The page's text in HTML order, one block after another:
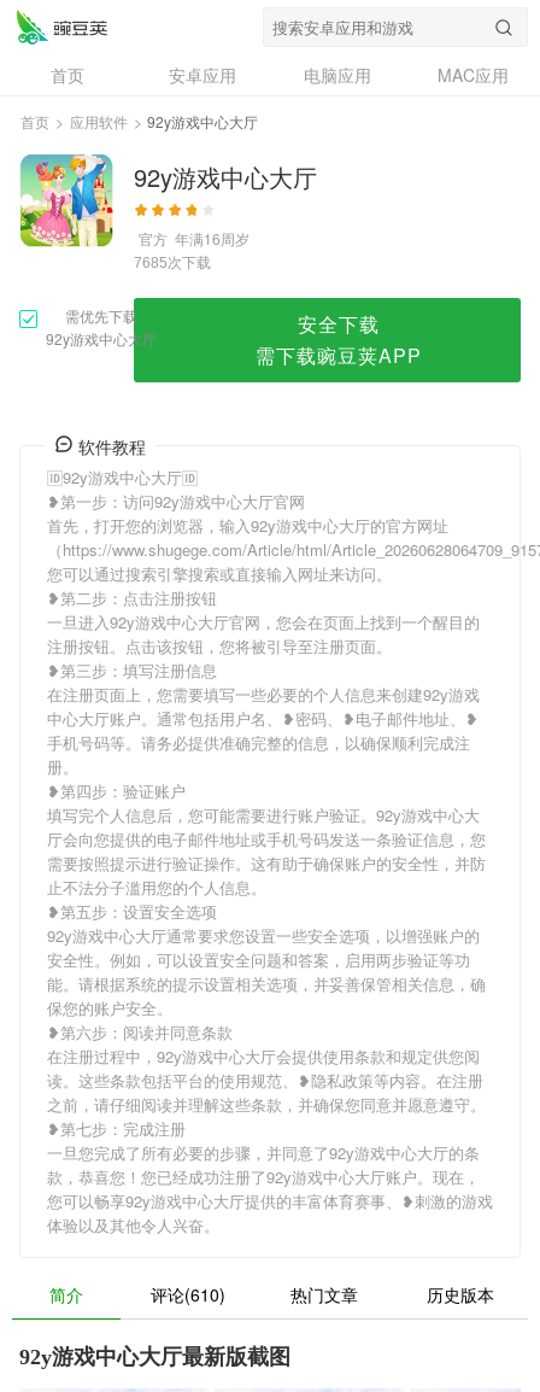
首页 安卓应用 电脑应用
MAC应用
资讯
专题
问答
首页 > 应用软件 > 92y游戏中心大厅
92y游戏中心大厅
官方 年满16周岁
7685次下载
需优先下载
92y游戏中心大厅
安全下载
需下载豌豆荚APP
软件教程
🆔92y游戏中心大厅🆔
❥第一步：访问92y游戏中心大厅官网
首先，打开您的浏览器，输入92y游戏中心大厅的官方网址
（https://www.shugege.com/Article/html/
您可以通过搜索引擎搜索或直接输入网址来访问。
❥第二步：点击注册按钮
一旦进入92y游戏中心大厅官网，您会在页面上找到一个醒目的
注册按钮。点击该按钮，您将被引导至注册页面。
❥第三步：填写注册信息
在注册页面上，您需要填写一些必要的个人信息来创建92y游戏
中心大厅账户。通常包括用户名、❥密码、❥电子邮件地址、❥
手机号码等。请务必提供准确完整的信息，以确保顺利完成注
册。
❥第四步：验证账户
填写完个人信息后，您可能需要进行账户验证。92y游戏中心大
厅会向您提供的电子邮件地址或手机号码发送一条验证信息，您
需要按照提示进行验证操作。这有助于确保账户的安全性，并防
止不法分子滥用您的个人信息。
❥第五步：设置安全选项
92y游戏中心大厅通常要求您设置一些安全选项，以增强账户的
安全性。例如，可以设置安全问题和答案，启用两步验证等功
能。请根据系统的提示设置相关选项，并妥善保管相关信息，确
保您的账户安全。
❥第六步：阅读并同意条款
在注册过程中，92y游戏中心大厅会提供使用条款和规定供您阅
读。这些条款包括平台的使用规范、❥隐私政策等内容。在注册
之前，请仔细阅读并理解这些条款，并确保您同意并愿意遵守。
❥第七步：完成注册
一旦您完成了所有必要的步骤，并同意了92y游戏中心大厅的条
款，恭喜您！您已经成功注册了92y游戏中心大厅账户。现在，
您可以畅享92y游戏中心大厅提供的丰富体育赛事、❥刺激的游戏
体验以及其他令人兴奋。
简介 评论(610) 热门文章 历史版本
92y游戏中心大厅最新版截图